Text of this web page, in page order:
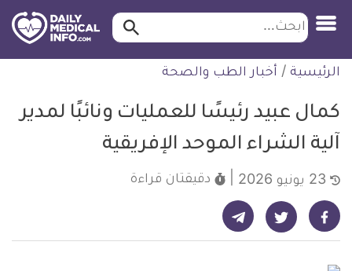
التخطي
للمحتوى
ابحث ابحث…
الرئيسية / أخبار الطب والصحة
كمال عبيد رئيسًا للعمليات ونائبًا لمدير
آلية الشراء الموحد الإفريقية
دقيقتان قراءة
شارك على فيسبوك - ديلي ميديكال انفو شارك على تويتر - ديلي ميديكال انفو شارك على تيليجرام - ديلي ميديكال انفو